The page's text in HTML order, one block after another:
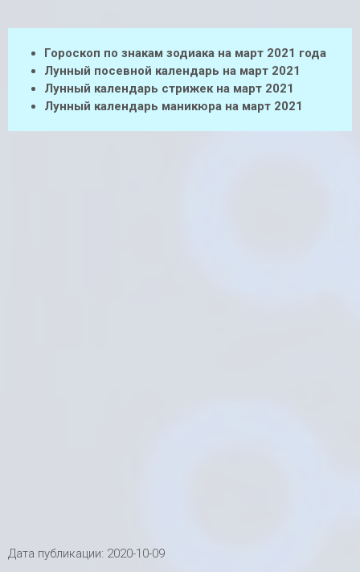
Гороскоп по знакам зодиака на март 2021 года
Лунный посевной календарь на март 2021
Лунный календарь стрижек на март 2021
Лунный календарь маникюра на март 2021
Дата публикации: 2020-10-09